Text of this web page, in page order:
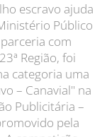
escravo ajuda
Público
com
Região, foi
categoria uma
– Canavial" na
Publicitária –
pela